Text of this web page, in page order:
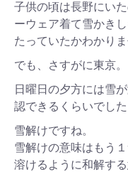
子供の頃は長野にい
ーウェア着て雪かき
たっていたかわかりま
でも、さすがに東京。
日曜日の夕方には雪
認できるくらいでした
雪解けですね。
雪解けの意味はもう
溶けるように和解す